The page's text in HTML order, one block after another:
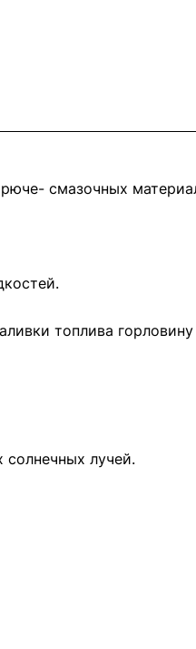
смазочных
топлива горловину
лучей.